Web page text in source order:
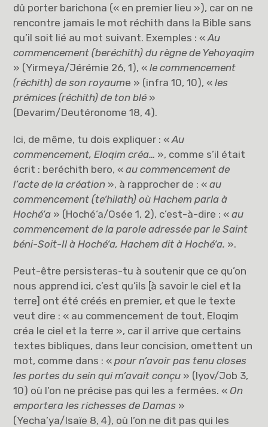
dû porter barichona (« en premier lieu »), car on ne
rencontre jamais le mot réchith dans la Bible sans
qu’il soit lié au mot suivant. Exemples : «Au
commencement (beréchith) du règne de Yehoyaqim
» (Yirmeya/Jérémie 26, 1), «le commencement
(réchith) de son royaume » (infra 10, 10), «les
prémices (réchith) de ton blé »
(Devarim/Deutéronome 18, 4).
Ici, de même, tu dois expliquer : «Au
commencement, Eloqim créa… », comme s’il était
écrit : beréchith bero, «au commencement de
l’acte de la création », à rapprocher de : «au
commencement (te‘hilath) où Hachem parla à
Hoché‘a » (Hoché‘a/Osée 1, 2), c’est-à-dire : «au
commencement de la parole adressée par le Saint
béni-Soit-Il à Hoché‘a, Hachem dit à Hoché‘a. ».
Peut-être persisteras-tu à soutenir que ce qu’on
nous apprend ici, c’est qu’ils [à savoir le ciel et la
terre] ont été créés en premier, et que le texte
veut dire : « au commencement de tout, Eloqim
créa le ciel et la terre », car il arrive que certains
textes bibliques, dans leur concision, omettent un
mot, comme dans : «pour n’avoir pas tenu closes
les portes du sein qui m’avait conçu » (Iyov/Job 3,
10) où l’on ne précise pas qui les a fermées. « On
emportera les richesses de Damas »
(Yecha’ya/Isaïe 8, 4), où l’on ne dit pas qui les